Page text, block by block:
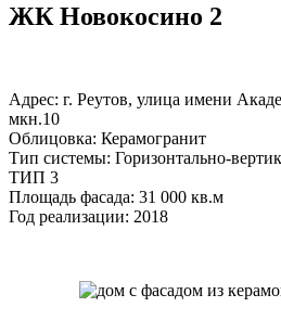
ЖК Новокосино 2
Адрес: г. Реутов, улица имени
мкн.10
Облицовка: Керамогранит
Тип системы: Горизонтально-
ТИП 3
Площадь фасада: 31 000 кв.м
Год реализации: 2018